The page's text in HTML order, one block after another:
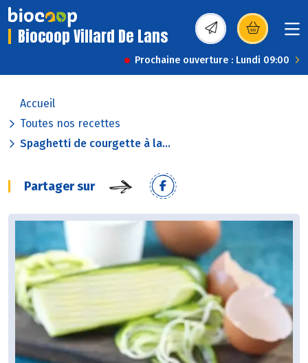
Biocoop Villard De Lans (s’ouvre dans une
Prochaine ouverture : Lundi 09:00
Accueil
Toutes nos recettes
Spaghetti de courgette à la...
Partager sur